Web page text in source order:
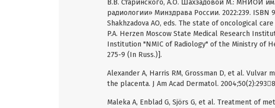
В.В. Старинского, А.О. Шахзадовой М.: МНИОИ
радиологии» Минздрава России. 2022:239. ISBN
Shakhzadova AO, eds. The state of oncological
P.A. Herzen Moscow State Medical Research
Institution "NMIC of Radiology" of the Ministry of
275-9 (In Russ.)].
Alexander A, Harris RM, Grossman D, et al. Vulvar
the placenta. J Am Acad Dermatol.
Maleka A, Enblad G, Sjörs G, et al. Treatment of